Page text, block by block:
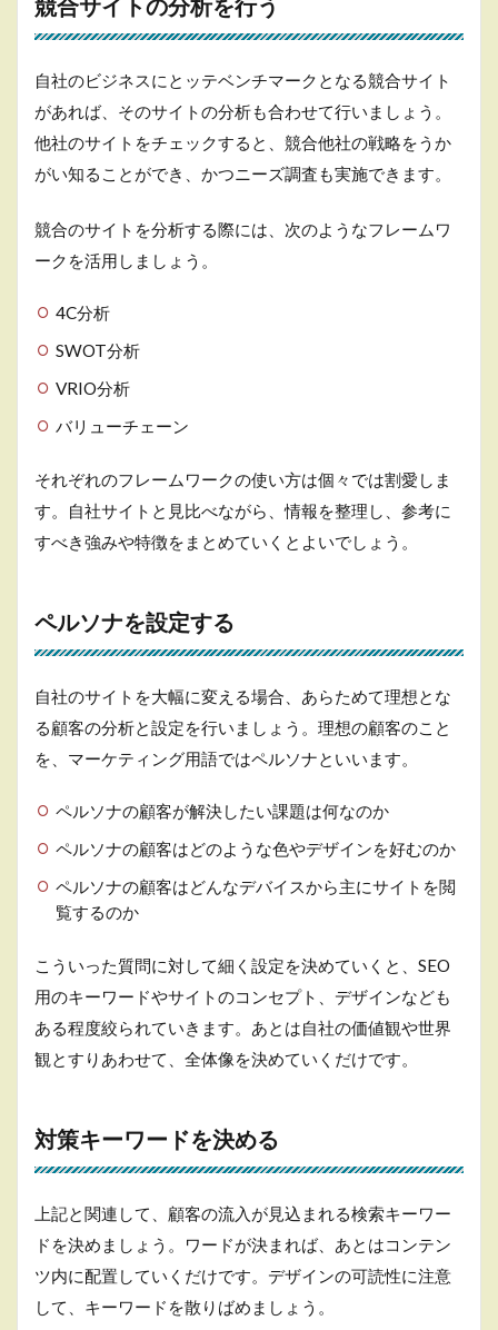
競合サイトの分析を行う
自社のビジネスにとッテベンチマークとなる競合サイト
があれば、そのサイトの分析も合わせて行いましょう。
他社のサイトをチェックすると、競合他社の戦略をうか
がい知ることができ、かつニーズ調査も実施できます。
競合のサイトを分析する際には、次のようなフレームワ
ークを活用しましょう。
4C分析
SWOT分析
VRIO分析
バリューチェーン
それぞれのフレームワークの使い方は個々では割愛しま
す。自社サイトと見比べながら、情報を整理し、参考に
すべき強みや特徴をまとめていくとよいでしょう。
ペルソナを設定する
自社のサイトを大幅に変える場合、あらためて理想とな
る顧客の分析と設定を行いましょう。理想の顧客のこと
を、マーケティング用語ではペルソナといいます。
ペルソナの顧客が解決したい課題は何なのか
ペルソナの顧客はどのような色やデザインを好むのか
ペルソナの顧客はどんなデバイスから主にサイトを閲
覧するのか
こういった質問に対して細く設定を決めていくと、SEO
用のキーワードやサイトのコンセプト、デザインなども
ある程度絞られていきます。あとは自社の価値観や世界
観とすりあわせて、全体像を決めていくだけです。
対策キーワードを決める
上記と関連して、顧客の流入が見込まれる検索キーワー
ドを決めましょう。ワードが決まれば、あとはコンテン
ツ内に配置していくだけです。デザインの可読性に注意
して、キーワードを散りばめましょう。